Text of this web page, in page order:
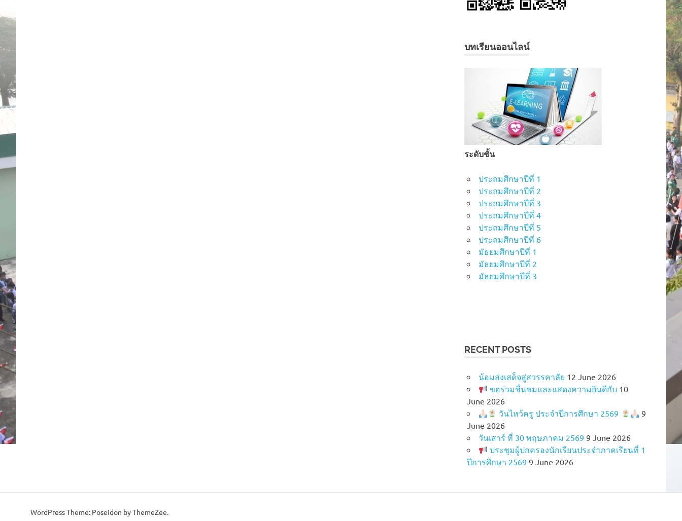
บทเรียนออนไลน์
ระดับชั้น
ประถมศึกษาปีที่ 1
ประถมศึกษาปีที่ 2
ประถมศึกษาปีที่ 3
ประถมศึกษาปีที่ 4
ประถมศึกษาปีที่ 5
ประถมศึกษาปีที่ 6
มัธยมศึกษาปีที่ 1
มัธยมศึกษาปีที่ 2
มัธยมศึกษาปีที่ 3
RECENT POSTS
น้อมส่งเสด็จสู่สวรรคาลัย 12 June 2026
ขอร่วมชื่นชมและแสดงความยินดีกับ 10
June 2026
วันไหว้ครู ประจำปีการศึกษา 2569
9
June 2026
วันเสาร์ ที่ 30 พฤษภาคม 2569 9 June 2026
ประชุมผู้ปกครองนักเรียนประจำภาคเรียนที่ 1
ปีการศึกษา 2569 9 June 2026
WordPress Theme: Poseidon by ThemeZee.